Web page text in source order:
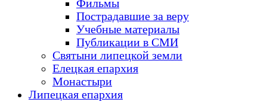
Фильмы
Пострадавшие за веру
Учебные материалы
Публикации в СМИ
Святыни липецкой земли
Елецкая епархия
Монастыри
Липецкая епархия